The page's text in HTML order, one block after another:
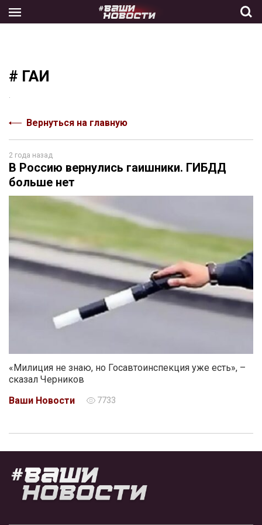
the
# ГАИ
Вернуться на главную
2 года назад
В Россию вернулись гаишники. ГИБДД
больше нет
«Милиция не знаю, но Госавтоинспекция уже есть», –
сказал Черников
Ваши Новости
7733